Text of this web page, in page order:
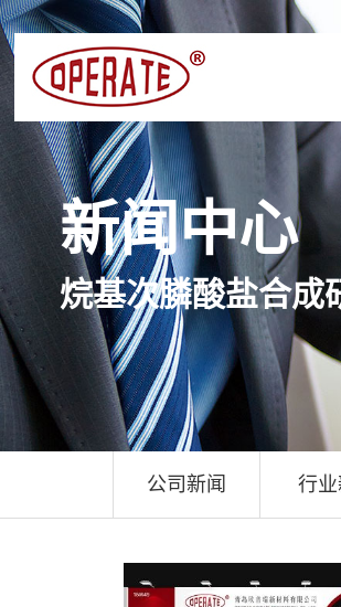
新闻中心
烷基次膦酸盐合成
公司新闻 行业